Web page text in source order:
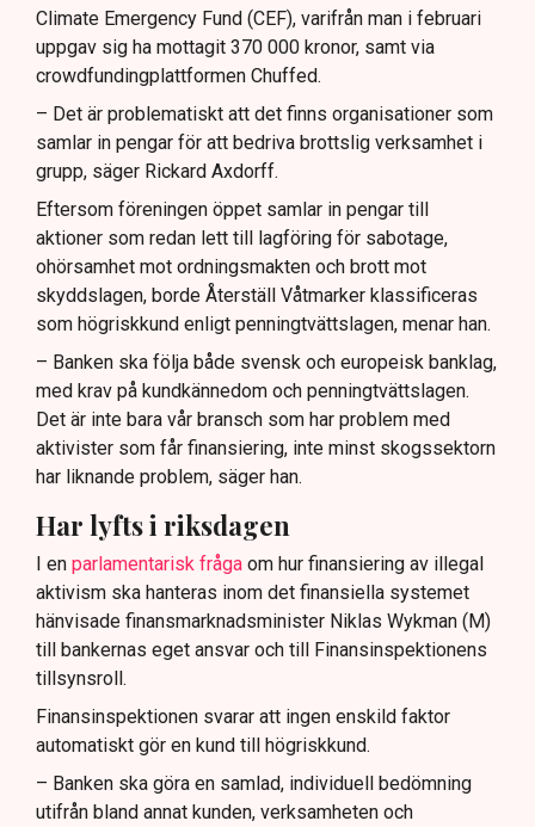
Climate Emergency Fund (CEF), varifrån man i februari
uppgav sig ha mottagit 370 000 kronor, samt via
crowdfundingplattformen Chuffed.
– Det är problematiskt att det finns organisationer som
samlar in pengar för att bedriva brottslig verksamhet i
grupp, säger Rickard Axdorff.
Eftersom föreningen öppet samlar in pengar till
aktioner som redan lett till lagföring för sabotage,
ohörsamhet mot ordningsmakten och brott mot
skyddslagen, borde Återställ Våtmarker klassificeras
som högriskkund enligt penningtvättslagen, menar han.
– Banken ska följa både svensk och europeisk banklag,
med krav på kundkännedom och penningtvättslagen.
Det är inte bara vår bransch som har problem med
aktivister som får finansiering, inte minst skogssektorn
har liknande problem, säger han.
Har lyfts i riksdagen
I en parlamentarisk fråga om hur finansiering av illegal
aktivism ska hanteras inom det finansiella systemet
hänvisade finansmarknadsminister Niklas Wykman (M)
till bankernas eget ansvar och till Finansinspektionens
tillsynsroll.
Finansinspektionen svarar att ingen enskild faktor
automatiskt gör en kund till högriskkund.
– Banken ska göra en samlad, individuell bedömning
utifrån bland annat kunden, verksamheten och